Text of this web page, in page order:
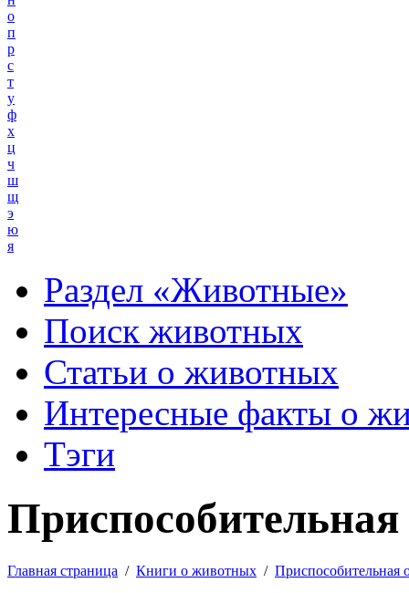
о
п
р
с
т
у
ф
х
ц
ч
ш
щ
э
ю
я
Раздел «Животные»
Поиск животных
Статьи о животных
Интересные факты о
Тэги
Главная страница / Книги о животных / Приспособительная